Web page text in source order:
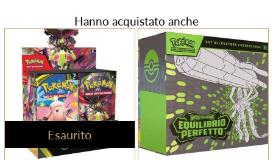
Hanno acquistato anche
Esaurito